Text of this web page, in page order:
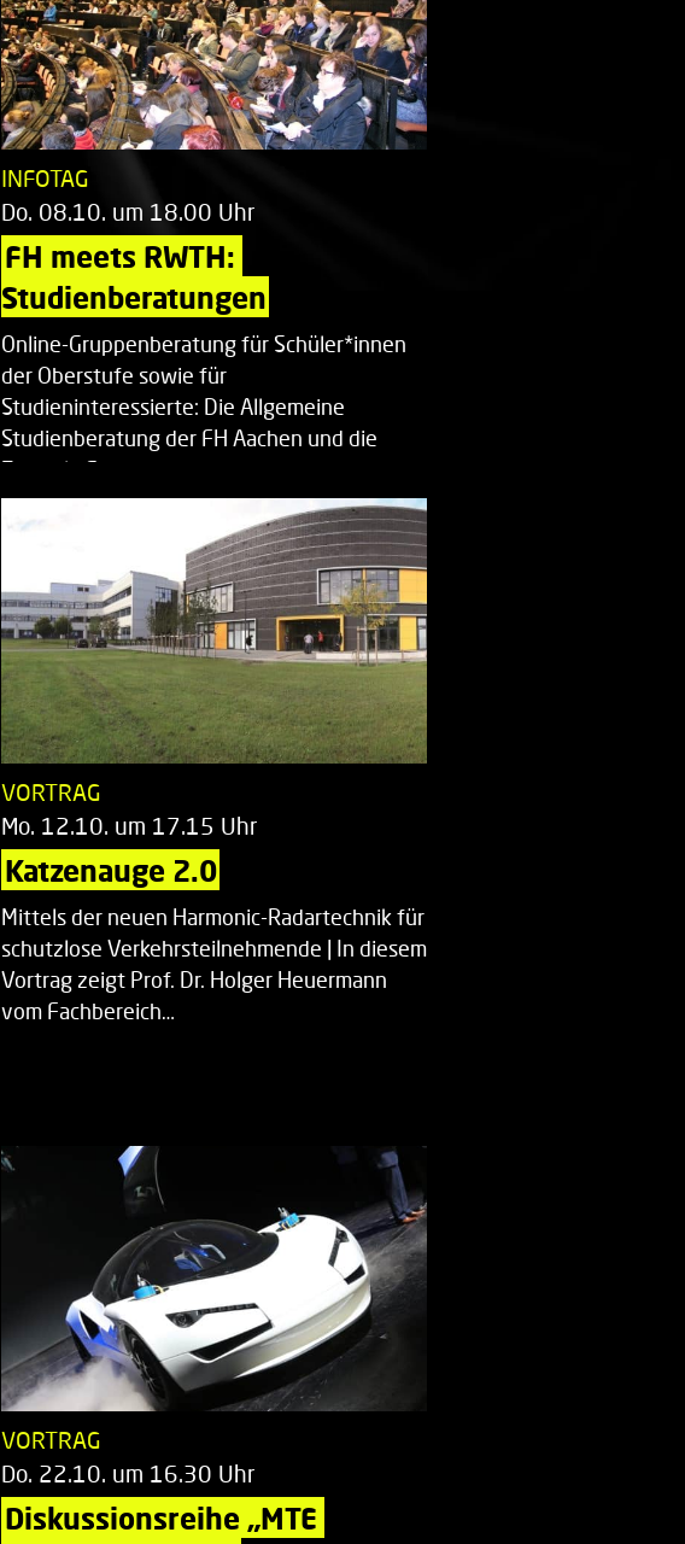
INFOTAG
Do. 08.10. um 18.00 Uhr
FH meets RWTH:
Studienberatungen
Online-Gruppenberatung für Schüler*innen
der Oberstufe sowie für
Studieninteressierte: Die Allgemeine
Studienberatung der FH Aachen und die
Zentrale Studienberatung…
VORTRAG
Mo. 12.10. um 17.15 Uhr
Katzenauge 2.0
Mittels der neuen Harmonic-Radartechnik für
schutzlose Verkehrsteilnehmende | In diesem
Vortrag zeigt Prof. Dr. Holger Heuermann
vom Fachbereich…
VORTRAG
Do. 22.10. um 16.30 Uhr
Diskussionsreihe „MTE